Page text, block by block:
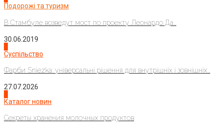
Подорожі та туризм
В Стамбуле возведут мост по проекту Леонардо Да...
30.06.2019
Суспільство
Фарби Sniezka: універсальні рішення для внутрішніх і зовнішніх...
27.07.2026
Каталог новин
Секреты хранения молочных продуктов